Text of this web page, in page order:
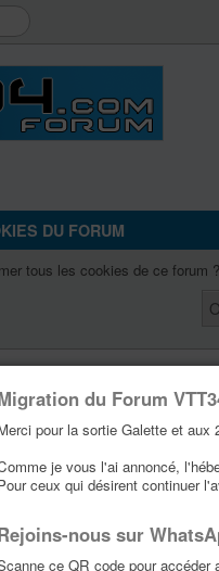
du Forum
pour la sortie Galette et aux
je vous l'ai annoncé,
ceux qui désirent continuer
nous sur
ce QR code pour accéder
DU FORUM
tous les cookies de ce forum ?